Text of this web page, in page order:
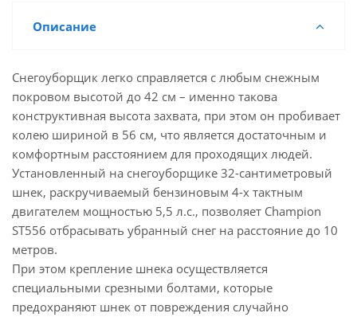
Описание
Снегоуборщик легко справляется с любым снежным
покровом высотой до 42 см – именно такова
конструктивная высота захвата, при этом он пробивает
колею шириной в 56 см, что является достаточным и
комфортным расстоянием для проходящих людей.
Установленный на снегоуборщике 32-сантиметровый
шнек, раскручиваемый бензиновым 4-х тактным
двигателем мощностью 5,5 л.с., позволяет Champion
ST556 отбрасывать убранный снег на расстояние до 10
метров.
При этом крепление шнека осуществляется
специальными срезными болтами, которые
предохраняют шнек от повреждения случайно